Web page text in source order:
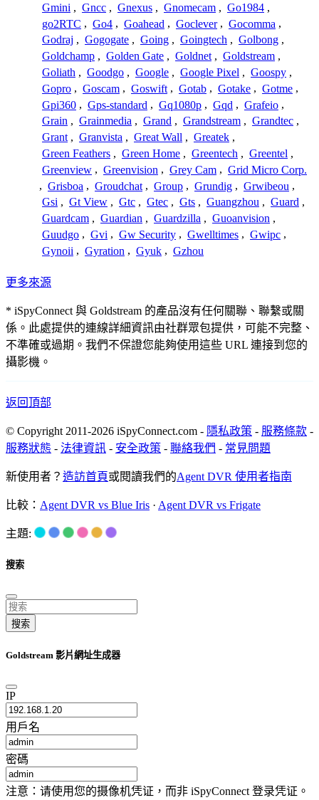
Gmini , Gncc , Gnexus , Gnomecam , Go1984 ,
go2RTC , Go4 , Goahead , Goclever , Gocomma ,
Godraj , Gogogate , Going , Goingtech , Golbong ,
Goldchamp , Golden Gate , Goldnet , Goldstream ,
Goliath , Goodgo , Google , Google Pixel , Goospy ,
Gopro , Goscam , Goswift , Gotab , Gotake , Gotme ,
Gpi360 , Gps-standard , Gq1080p , Gqd , Grafeio ,
Grain , Grainmedia , Grand , Grandstream , Grandtec ,
Grant , Granvista , Great Wall , Greatek ,
Green Feathers , Green Home , Greentech , Greentel ,
Greenview , Greenvision , Grey Cam , Grid Micro Corp.
, Grisboa , Groudchat , Group , Grundig , Grwibeou ,
Gsi , Gt View , Gtc , Gtec , Gts , Guangzhou , Guard ,
Guardcam , Guardian , Guardzilla , Guoanvision ,
Guudgo , Gvi , Gw Security , Gwelltimes , Gwipc ,
Gynoii , Gyration , Gyuk , Gzhou
更多來源
* iSpyConnect 與 Goldstream 的產品沒有任何關聯、聯繫或關
係。此處提供的連線詳細資訊由社群眾包提供，可能不完整、
不準確或過期。我們不保證您能夠使用這些 URL 連接到您的
攝影機。
返回頂部
© Copyright 2011-2026 iSpyConnect.com - 隱私政策 - 服務條款 -
服務狀態 - 法律資訊 - 安全政策 - 聯絡我們 - 常見問題
新使用者？ 造訪首頁或閱讀我們的Agent DVR 使用者指南
比較： Agent DVR vs Blue Iris · Agent DVR vs Frigate
主題:
搜索
搜索
Goldstream 影片網址生成器
IP
用戶名
密碼
注意：请使用您的摄像机凭证，而非 iSpyConnect 登录凭证。